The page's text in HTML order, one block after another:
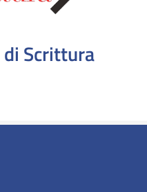
Scrittura